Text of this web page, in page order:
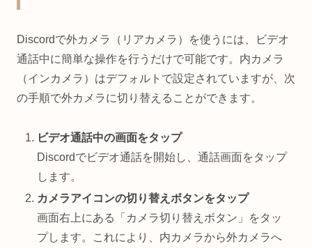
Discordで外カメラ（リアカメラ）を使うには、ビデオ
通話中に簡単な操作を行うだけで可能です。内カメラ
（インカメラ）はデフォルトで設定されていますが、次
の手順で外カメラに切り替えることができます。
ビデオ通話中の画面をタップ
Discordでビデオ通話を開始し、通話画面をタップ
します。
カメラアイコンの切り替えボタンをタップ
画面右上にある「カメラ切り替えボタン」をタッ
プします。これにより、内カメラから外カメラへ